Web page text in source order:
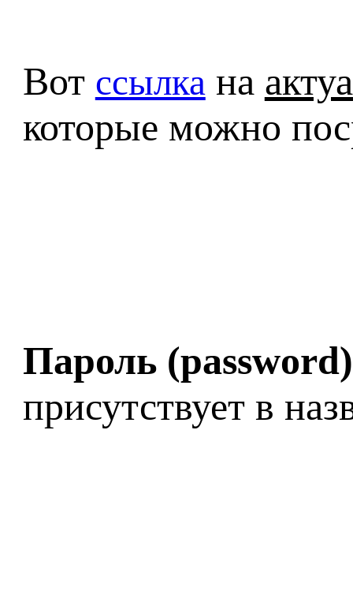
Вот ссылка на
которые можно
Пароль (password)
присутствует в